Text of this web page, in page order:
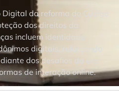
da reforma do Código
dos direitos da
incluem identidade
digitais, reforçando
dos desafios da era
de interação online.